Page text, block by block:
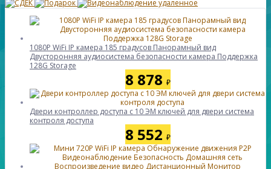
1080P WiFi IP камера 185 градусов Панорамный вид
Двусторонняя аудиосистема безопасности камера Поддержка
128G Storage
8 878 ₽
Двери контроллер доступа с 10 ЭМ ключей для двери система
контроля доступа
8 552 ₽